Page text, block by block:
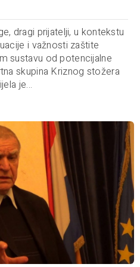
dragi prijatelji, u kontekstu
i važnosti zaštite
sustavu od potencijalne
skupina Kriznog stožera
je...